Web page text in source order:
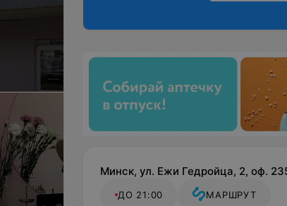
Минск, ул. Ежи Гедройца, 2, оф.
ДО 21:00 МАРШРУТ